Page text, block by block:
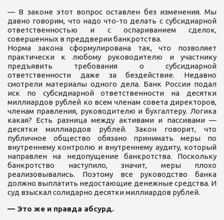
— В законе этот вопрос оставлен без изменения. Мы
давно говорим, что надо что-то делать с субсидиарной
ответственностью и с оспариванием сделок,
совершенных в преддверии банкротства.
Норма закона сформулирована так, что позволяет
практически к любому руководителю и участнику
предъявить требования о субсидиарной
ответственности даже за бездействие. Недавно
смотрели материалы одного дела. Банк России подал
иск по субсидиарной ответственности на десятки
миллиардов рублей ко всем членам совета директоров,
членам правления, руководителю и бухгалтеру. Логика
какая? Есть разница между активами и пассивами —
десятки миллиардов рублей. Закон говорит, что
публичное общество обязано принимать меры по
внутреннему контролю и внутреннему аудиту, который
направлен на недопущение банкротства. Поскольку
банкротство наступило, значит, меры плохо
реализовывались. Поэтому все руководство банка
должно выплатить недостающие денежные средства. И
суд взыскал солидарно десятки миллиардов рублей.
— Это же и правда абсурд.